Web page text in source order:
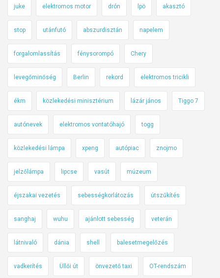
juke elektromos motor drón lpö akasztó
stop utánfutó abszurdisztán napelem
forgalomlassítás fénysorompó Chery
levegőminőség Berlin rekord elektromos tricikli
ékm közlekedési minisztérium lázár jános Tiggo 7
autónevek elektromos vontatóhajó togg
közlekedési lámpa xpeng autópiac znojmo
jelzőlámpa lipcse vasút múzeum
éjszakai vezetés sebességkorlátozás útszűkítés
sanghaj wuhu ajánlott sebesség veterán
látnivaló dánia shell balesetmegelőzés
vadkerítés Üllői út önvezető taxi OT-rendszám